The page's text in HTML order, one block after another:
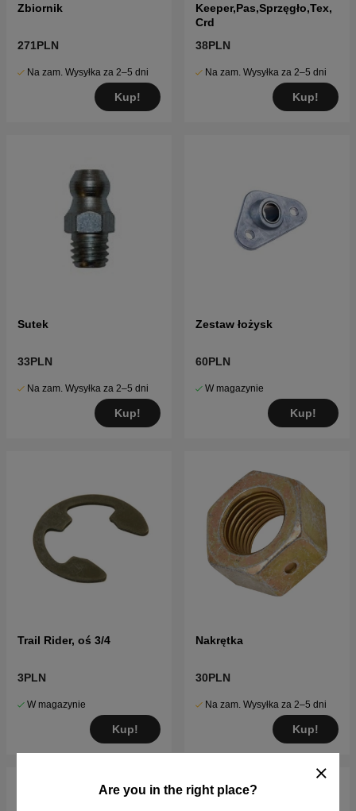
Are you in the right place?
Zbiornik
271PLN
Na zam. Wysyłka za 2–5 dni
Kup!
Keeper,Pas,Sprzęgło,Tex,
Crd
38PLN
Na zam. Wysyłka za 2–5 dni
Kup!
Sutek
33PLN
Na zam. Wysyłka za 2–5 dni
Kup!
Zestaw łożysk
60PLN
W magazynie
Kup!
Trail Rider, oś 3/4
3PLN
W magazynie
Kup!
Nakrętka
30PLN
Na zam. Wysyłka za 2–5 dni
Kup!